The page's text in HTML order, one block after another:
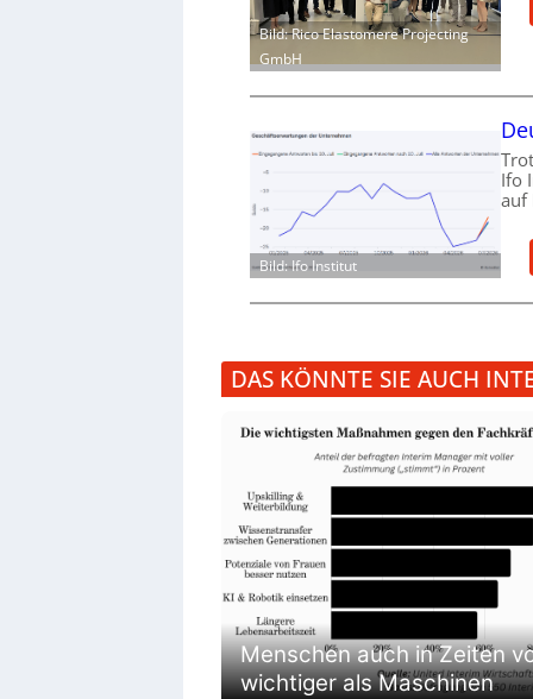
Bild: Rico Elastomere Projecting
GmbH
Bild: Ifo Institut
Ifo
auf
DAS KÖNNTE SIE AUCH
Menschen auch in Zeiten
wichtiger als Maschinen